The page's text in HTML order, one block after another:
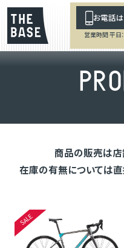
お電話
営業時間 平日
PRO
商品の販売は店
在庫の有無については